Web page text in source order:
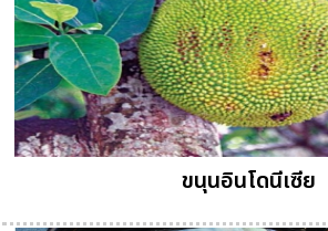
ขนุนอินโดนีเซีย